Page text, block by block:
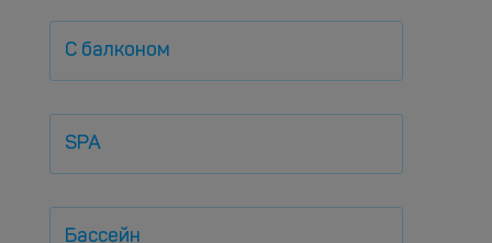
С балконом
SPA
Бассейн